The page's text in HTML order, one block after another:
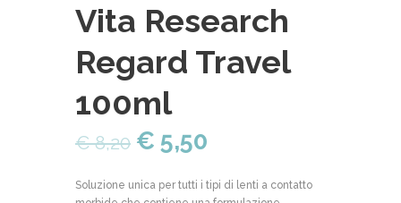
Vita Research
Regard Travel
100ml
€8,20 € 5,50
Soluzione unica per tutti i tipi di lenti a contatto